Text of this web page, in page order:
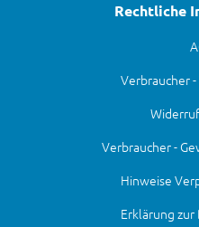
Rechtliche
Verbraucher
Verbraucher -
Hinweise
Erklärung